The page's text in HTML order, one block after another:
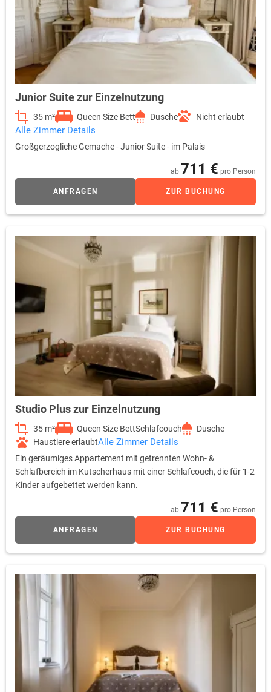
Junior Suite zur Einzelnutzung
35 m² Queen Size Bett Dusche Nicht erlaubt
Alle Zimmer Details
Großgerzogliche Gemache - Junior Suite - im Palais
ab 711 € pro Person
ANFRAGEN ZUR BUCHUNG
Studio Plus zur Einzelnutzung
35 m² Queen Size BettSchlafcouch
Dusche
Haustiere erlaubtAlle Zimmer Details
Ein geräumiges Appartement mit getrennten Wohn- &
Schlafbereich im Kutscherhaus mit einer Schlafcouch, die für 1-2
Kinder aufgebettet werden kann.
ab 711 € pro Person
ANFRAGEN ZUR BUCHUNG